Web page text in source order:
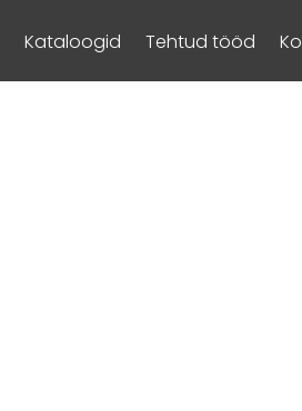
Kataloogid Tehtud tööd